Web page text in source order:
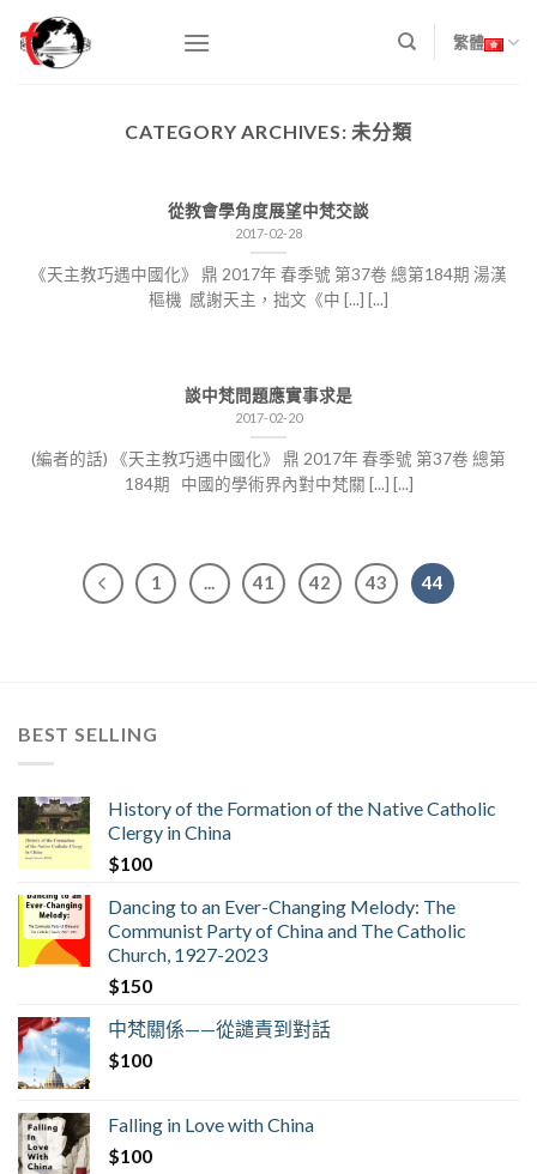
content
繁體
CATEGORY ARCHIVES: 未分類
從教會學角度展望中梵交談
2017-02-28
《天主教巧遇中國化》 鼎 2017年 春季號 第37卷 總第184期 湯漢
樞機 感謝天主，拙文《中 [...] [...]
談中梵問題應實事求是
2017-02-20
(編者的話) 《天主教巧遇中國化》 鼎 2017年 春季號 第37卷 總第
184期 中國的學術界內對中梵關 [...] [...]
1 ... 41 42 43 44
BEST SELLING
History of the Formation of the Native Catholic
Clergy in China
$100
Dancing to an Ever-Changing Melody: The
Communist Party of China and The Catholic
Church, 1927-2023
$150
中梵關係——從譴責到對話
$100
Falling in Love with China
$100